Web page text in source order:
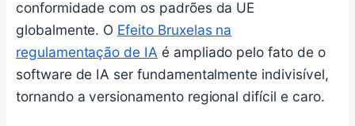
conformidade com os padrões da UE
globalmente. O Efeito Bruxelas na
regulamentação de IA é ampliado pelo fato de o
software de IA ser fundamentalmente indivisível,
tornando a versionamento regional difícil e caro.